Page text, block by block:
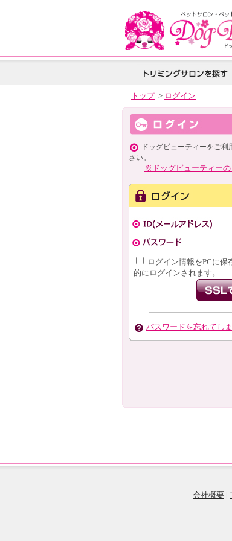
トップ> ログイン
ドッグビューティーをご
さい。
※ドッグビューティー
ログイン情報をPCに
的にログインされます。
パスワードを忘れてし
会社概要 |